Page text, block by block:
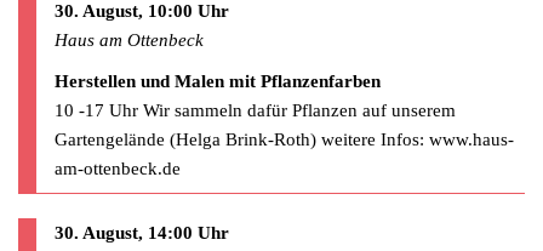
30. August, 10:00 Uhr
Haus am Ottenbeck
Herstellen und Malen mit Pflanzenfarben
10 -17 Uhr Wir sammeln dafür Pflanzen auf unserem
Gartengelände (Helga Brink-Roth) weitere Infos: www.haus-
am-ottenbeck.de
30. August, 14:00 Uhr